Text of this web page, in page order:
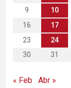
9
10
16
17
23
24
30
31
« Feb Abr »